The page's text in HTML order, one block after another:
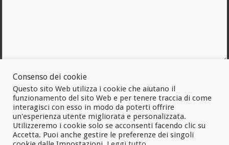
Allega una foto dell'errore
Consenso dei cookie
Questo sito Web utilizza i cookie che aiutano il
funzionamento del sito Web e per tenere traccia di come
interagisci con esso in modo da poterti offrire
un'esperienza utente migliorata e personalizzata.
Utilizzeremo i cookie solo se acconsenti facendo clic su
Accetta. Puoi anche gestire le preferenze dei singoli